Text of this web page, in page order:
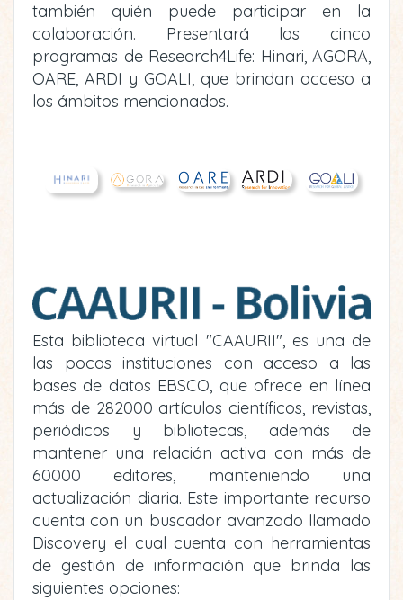
también quién puede participar en la
colaboración. Presentará los cinco
programas de Research4Life: Hinari, AGORA,
OARE, ARDI y GOALI, que brindan acceso a
los ámbitos mencionados.
Esta biblioteca virtual "CAAURII", es una de
las pocas instituciones con acceso a las
bases de datos EBSCO, que ofrece en línea
más de 282000 artículos científicos, revistas,
periódicos y bibliotecas, además de
mantener una relación activa con más de
60000 editores, manteniendo una
actualización diaria. Este importante recurso
cuenta con un buscador avanzado llamado
Discovery el cual cuenta con herramientas
de gestión de información que brinda las
siguientes opciones: